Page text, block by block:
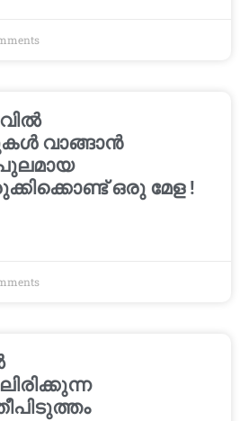
വാങ്ങാൻ
ഒരു മേള !